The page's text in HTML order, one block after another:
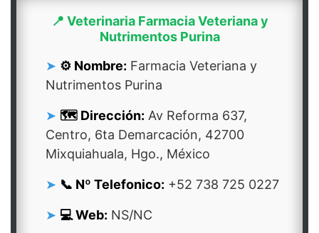
📍 Veterinaria Farmacia Veteriana y
Nutrimentos Purina
⚙️ Nombre: Farmacia Veteriana y
Nutrimentos Purina
🗺️ Dirección: Av Reforma 637,
Centro, 6ta Demarcación, 42700
Mixquiahuala, Hgo., México
📞 Nº Telefonico: +52 738 725 0227
💻 Web: NS/NC